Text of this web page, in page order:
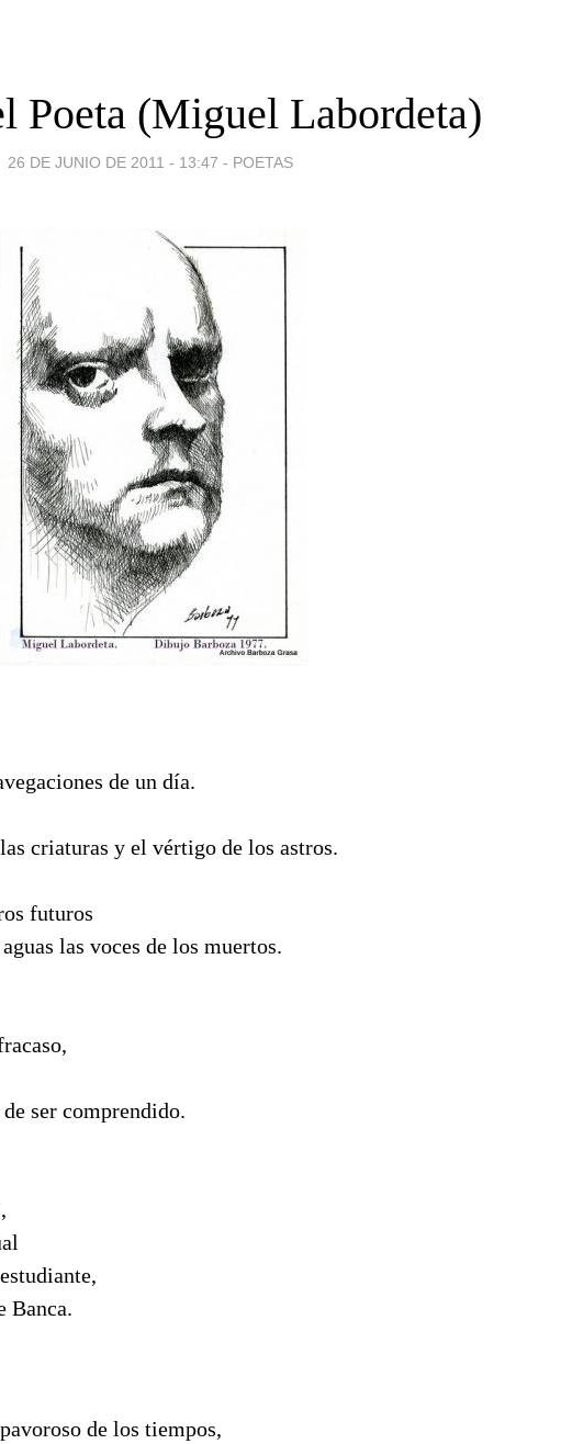
Poeta (Miguel Labordeta)
26 DE JUNIO DE 2011 - 13:47 - POETAS
de un día.
criaturas y el vértigo de los astros.
futuros
las voces de los muertos.
ser comprendido.
Banca.
de los tiempos,